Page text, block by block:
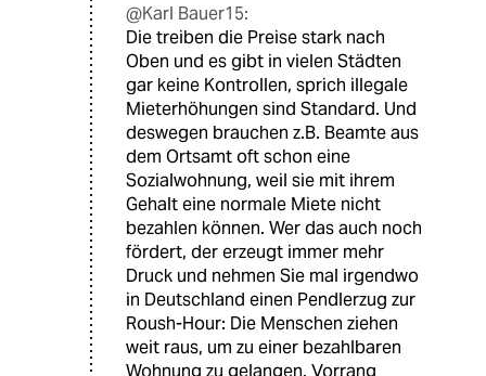
@Karl Bauer15:
Die treiben die Preise stark nach
Oben und es gibt in vielen Städten
gar keine Kontrollen, sprich illegale
Mieterhöhungen sind Standard. Und
deswegen brauchen z.B. Beamte aus
dem Ortsamt oft schon eine
Sozialwohnung, weil sie mit ihrem
Gehalt eine normale Miete nicht
bezahlen können. Wer das auch noch
fördert, der erzeugt immer mehr
Druck und nehmen Sie mal irgendwo
in Deutschland einen Pendlerzug zur
Roush-Hour: Die Menschen ziehen
weit raus, um zu einer bezahlbaren
Wohnung zu gelangen. Vorrang